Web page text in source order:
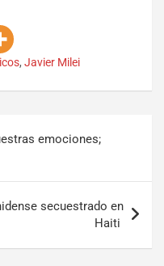
, Javier Milei
emociones;
secuestrado en
Haiti